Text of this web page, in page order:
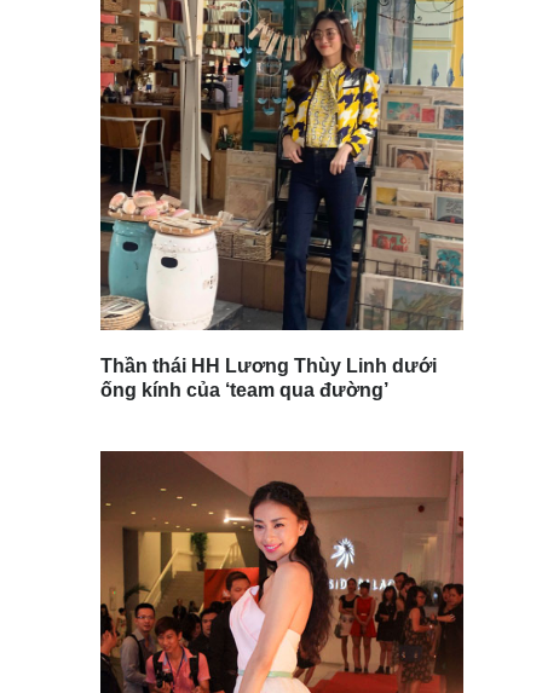
Thần thái HH Lương Thùy Linh dưới
ống kính của ‘team qua đường’